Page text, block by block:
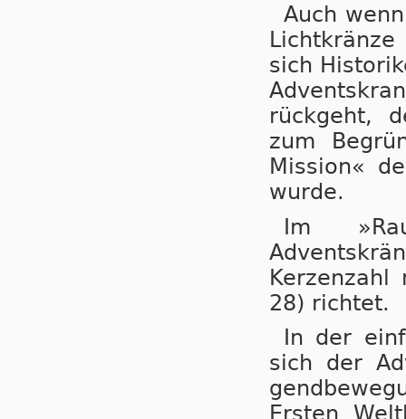
Auch
sich
rück­geht,
zum
Mis­si­on«
wur­de.
Im
28) rich­tet.
In der
sich der
Ers­ten